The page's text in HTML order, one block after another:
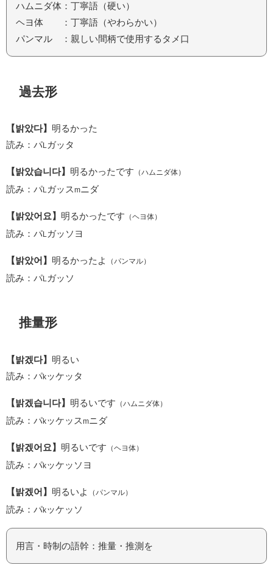
ハムニダ体：丁寧語（硬い）
ヘヨ体 ：丁寧語（やわらかい）
パンマル ：親しい間柄で使用するタメ口
過去形
【밝았다】 明るかった
読み：パ ガッタ
【밝았습니다】 明るかったです （ハムニダ体）
読み：パ ガッスmニダ
【밝았어요】 明るかったです （ヘヨ体）
読み：パ ガッソヨ
【밝았어】 明るかったよ （パンマル）
読み：パ ガッソ
推量形
【밝겠다】 明るい
読み：パkッケッタ
【밝겠습니다】 明るいです （ハムニダ体）
読み：パkッケッス m ニダ
【밝겠어요】 明るいです （ヘヨ体）
読み：パkッケッソヨ
【밝겠어】 明るいよ （パンマル）
読み：パkッケッソ
用言・時制の語幹：推量・推測を